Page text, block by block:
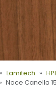
Lamitech
Noce Canella